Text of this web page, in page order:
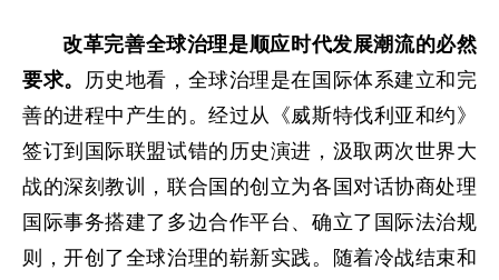
改革完善全球治理是顺应时代发展潮流的必然
要求。
历史地看，全球治理是在国际体系建立和完
善的进程中产生的。经过从《威斯特伐利亚和约》
签订到国际联盟试错的历史演进，汲取两次世界大
战的深刻教训，联合国的创立为各国对话协商处理
国际事务搭建了多边合作平台、确立了国际法治规
则，开创了全球治理的崭新实践。随着冷战结束和